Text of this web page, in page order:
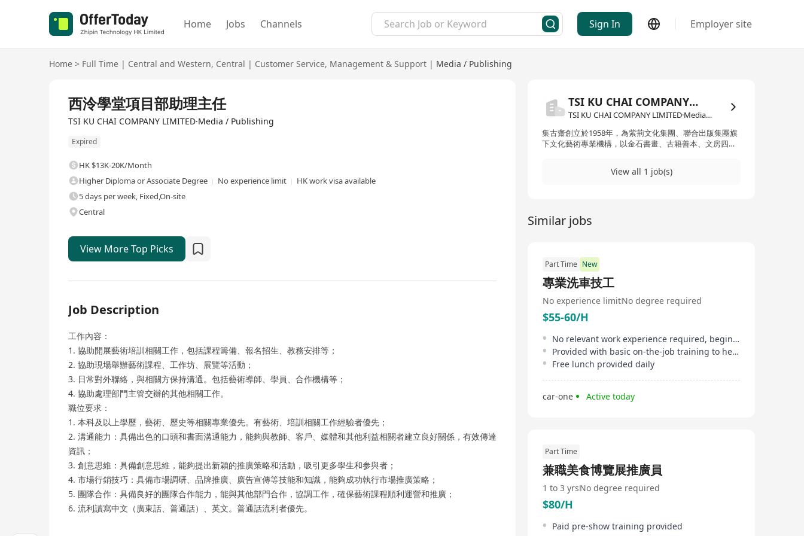
Home Jobs Channels Sign In Employer site
Home > Full Time | Central and Western, Central | Customer Service, Management & Support | Media / Publishing
西泠學堂項目部助理主任
TSI KU CHAI COMPANY LIMITED·Media / Publishing
Expired
HK $13K-20K/Month
Higher Diploma or Associate Degree
No experience limit
HK work visa available
5 days per week, Fixed,On-site
Central
View More Top Picks
Job Description
工作內容：
1. 協助開展藝術培訓相關工作，包括課程籌備、報名招生、教務安排等；
2. 協助現場舉辦藝術課程、工作坊、展覽等活動；
3. 日常對外聯絡，與相關方保持溝通。包括藝術導師、學員、合作機構等；
4. 協助處理部門主管交辦的其他相關工作。
職位要求：
1. 本科及以上學歷，藝術、歷史等相關專業優先。有藝術、培訓相關工作經驗者優先；
2. 溝通能力：具備出色的口頭和書面溝通能力，能夠與教師、客戶、媒體和其他利益相關者建立良好關係，有效傳達
資訊；
3. 創意思維：具備創意思維，能夠提出新穎的推廣策略和活動，吸引更多學生和参與者；
4. 市場行銷技巧：具備市場調研、品牌推廣、廣告宣傳等技能和知識，能夠成功執行市場推廣策略；
5. 團隊合作：具備良好的團隊合作能力，能與其他部門合作，協調工作，確保藝術課程順利運營和推廣；
6. 流利讀寫中文（廣東話、普通話）、英文。普通話流利者優先。
TSI KU CHAI COMPANY LIMITED
TSI KU CHAI COMPANY LIMITED·Media / Publishing
集古齋創立於1958年，為紫荊文化集團、聯合出版集團旗
下文化藝術專業機構，以金石書畫、古籍善本、文房四寶
海內外極具影響力的著名文化藝術品牌。 成立六十餘年
響深入幾代藝術家、藏家及藝術愛好者，廣獲社會各界好
評，已成為兩岸三地藝術品交流和交易市場中不可替代的
會等文化版塊，持續努力為海內外文化藝術愛好者和收藏
家提供專業服務，以滿足香港及海內外各界人士的文化藝
術需求。
View all 1 job(s)
Similar jobs
Part Time New
專業洗車技工
No experience limitNo degree required
$55-60/H
No relevant work experience required, beginners welcome
Provided with basic on-the-job training to help newcomers get up to speed quickly
Free lunch provided daily
car-one Active today
Part Time
兼職美食博覽展推廣員
1 to 3 yrsNo degree required
$80/H
Paid pre-show training provided